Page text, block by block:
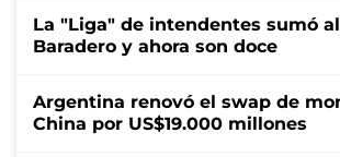
La "Liga" de intendentes sumó
Baradero y ahora son doce
Argentina renovó el swap de
China por US$19.000 millones